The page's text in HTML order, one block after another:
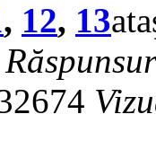
, 12, 13